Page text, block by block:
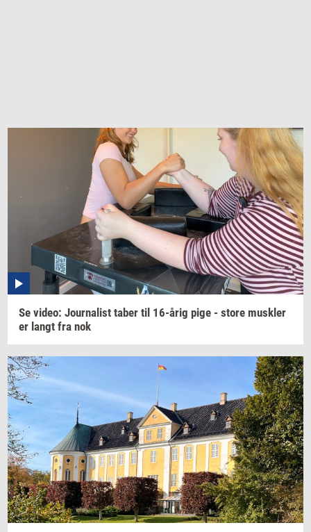
Se video: Jour­na­list taber til 16-årig pige - store mus­k­ler
er langt fra nok